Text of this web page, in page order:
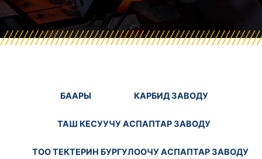
БААРЫ КАРБИД ЗАВОДУ
ТАШ КЕСУУЧУ АСПАПТАР ЗАВОДУ
ТОО ТЕКТЕРИН БУРГУЛООЧУ АСПАПТАР ЗАВОДУ